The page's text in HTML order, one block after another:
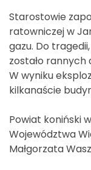
Starostowie
ratowniczej w
gazu. Do
zostało rannych
W wyniku
kilkanaście
Powiat koniński
Województwa
Małgorzata